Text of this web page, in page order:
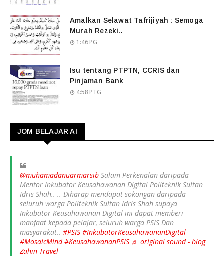
Amalkan Selawat Tafrijiyah : Semoga
Murah Rezeki..
1:46 PG
Isu tentang PTPTN, CCRIS dan
Pinjaman Bank
4:58 PTG
JOM BELAJAR AI
@muhamadanuarmarsib Salam Perkenalan daripada
Mentor Inkubator Keusahawanan Digital Politeknik Sultan
Idris Shah.. .. Diharap mendapat sokongan daripada
seluruh warga Politeknik Sultan Idris Shah supaya
Inkubator Keusahawanan Digital ini dapat memberi
manfaat kepada pelajar, seluruh warga PSIS Dan
masyarakat.. #PSIS #InkubatorKeusahawananDigital
#MosaicMind #KeusahawananPSIS ♬ original sound - blog
Zahin Travel